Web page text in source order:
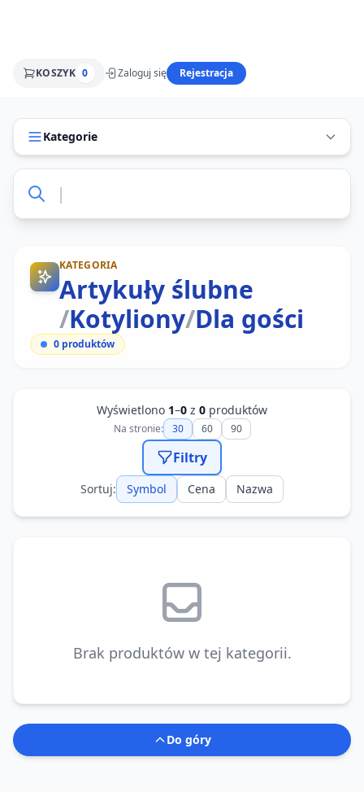
KOSZYK 0 Zaloguj się Rejestracja
Kategorie
KATEGORIA
Artykuły ślubne
/Kotyliony/Dla gości
0 produktów
Wyświetlono 1–0 z 0 produktów
Na stronie: 30 60 90
Filtry
Sortuj: Symbol Cena Nazwa
Brak produktów w tej kategorii.
Do góry